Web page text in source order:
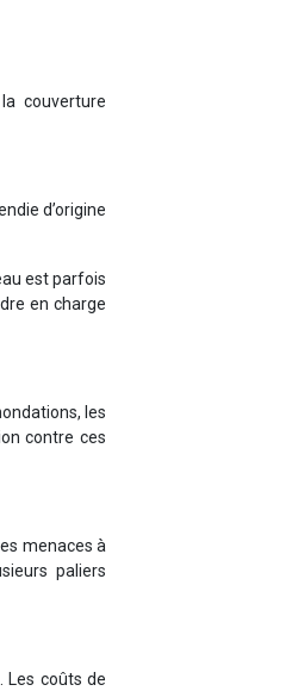
couverture
d’origine
est parfois
en charge
les
contre ces
menaces à
paliers
Les coûts de